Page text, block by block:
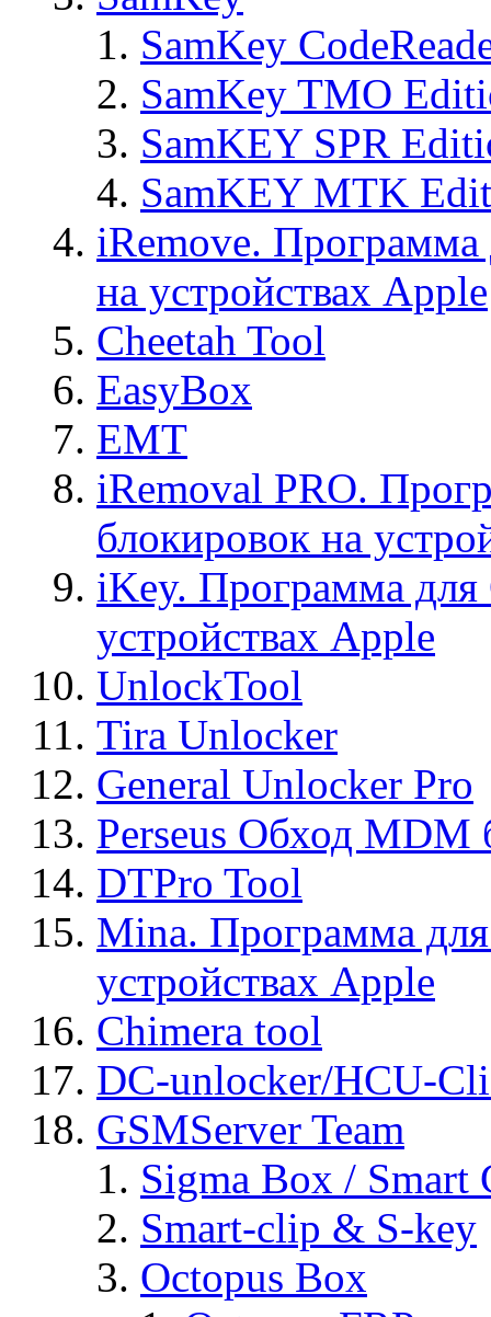
SamKey
SamKey TMO
SamKEY SPR
SamKEY MTK
iRemove. Программа
на устройствах Apple
Cheetah Tool
EasyBox
EMT
iRemoval PRO.
блокировок на
iKey. Программа для
устройствах Apple
UnlockTool
Tira Unlocker
General Unlocker Pro
Perseus Обход MDM
DTPro Tool
Mina. Программа
устройствах Apple
Chimera tool
DC-unlocker/HCU-
GSMServer Team
Sigma Box / Smart
Smart-clip & S-key
Octopus Box